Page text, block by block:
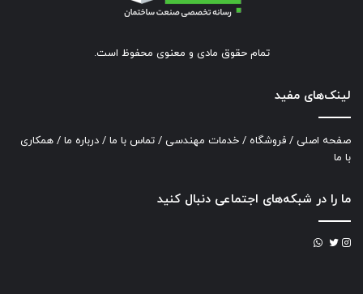
تمام حقوق مادی و معنوی محفوظ است.
لینک‌های مفید
صفحه اصلی / فروشگاه / خدمات مهندسی / تماس با ما / درباره ما / همکاری
با ما
ما را در شبکه‌های اجتماعی دنبال کنید